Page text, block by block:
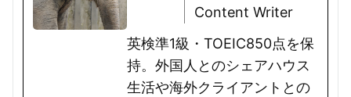
Content Writer
英検準1級・TOEIC850点を保
持。外国人とのシェアハウス
生活や海外クライアントとの